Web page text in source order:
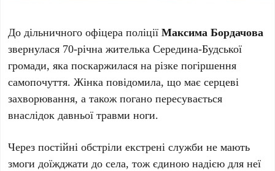
До дільничного офіцера поліціїМаксима Бордачова
звернулася 70-річна жителька Середина-Будської
громади, яка поскаржилася на різке погіршення
самопочуття. Жінка повідомила, що має серцеві
захворювання, а також погано пересувається
внаслідок давньої травми ноги.
Через постійні обстріли екстрені служби не мають
змоги доїжджати до села, тож єдиною надією для неї